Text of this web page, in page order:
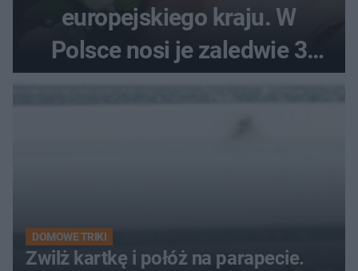
europejskiego kraju. W
Polsce nosi je zaledwie 3
kobiety
DOMOWE TRIKI
Zwilż kartkę i połóż na parapecie.